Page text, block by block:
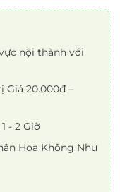
nội thành với
Giá 20.000đ –
- 2 Giờ
Hoa Không Như